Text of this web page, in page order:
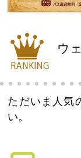
ウ
ただいま人気
い。